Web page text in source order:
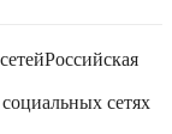
Российская
сетях